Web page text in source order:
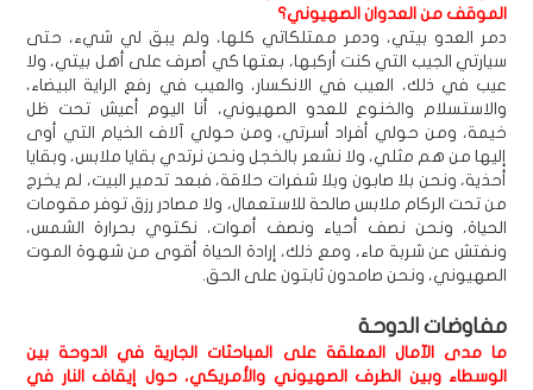
الموقف من العدوان الصهيوني؟
دمر العدو بيتي، ودمر ممتلكاتي كلها، ولم يبق لي شيء، حتى
سيارتي الجيب التي كنت أركبها، بعتها كي أصرف على أهل بيتي، ولا
عيب في ذلك، العيب في الانكسار، والعيب في رفع الراية البيضاء،
والاستسلام والخنوع للعدو الصهيوني، أنا اليوم أعيش تحت ظل
خيمة، ومن حولي أفراد أسرتي، ومن حولي آلاف الخيام التي أوى
إليها من هم مثلي، ولا نشعر بالخجل ونحن نرتدي بقايا ملابس، وبقايا
أحذية، ونحن بلا صابون وبلا شفرات حلاقة، فبعد تدمير البيت، لم يخرج
من تحت الركام ملابس صالحة للاستعمال، ولا مصادر رزق توفر مقومات
الحياة، ونحن نصف أحياء ونصف أموات، نكتوي بحرارة الشمس،
ونفتش عن شربة ماء، ومع ذلك، إرادة الحياة أقوى من شهوة الموت
الصهيوني، ونحن صامدون ثابتون على الحق.
مفاوضات الدوحة
ما مدى الآمال المعلقة على المباحثات الجارية في الدوحة بين
الوسطاء وبين الطرف الصهيوني والأمريكي، حول إيقاف النار في